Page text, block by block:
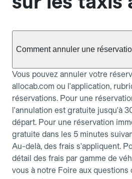
Comment annuler une
Vous pouvez annuler votre
allocab.com ou l'application,
réservations. Pour une
l'annulation est gratuite jusqu'à
départ. Pour une réservation
gratuite dans les 5 minutes
Au-delà, des frais s'appliquent.
détail des frais par gamme de
vous à notre Foire aux questions